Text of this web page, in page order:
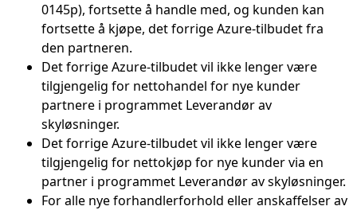
0145p), fortsette å handle med, og kunden kan
fortsette å kjøpe, det forrige Azure-tilbudet fra
den partneren.
Det forrige Azure-tilbudet vil ikke lenger være
tilgjengelig for nettohandel for nye kunder
partnere i programmet Leverandør av
skyløsninger.
Det forrige Azure-tilbudet vil ikke lenger være
tilgjengelig for nettokjøp for nye kunder via en
partner i programmet Leverandør av skyløsninger.
For alle nye forhandlerforhold eller anskaffelser av